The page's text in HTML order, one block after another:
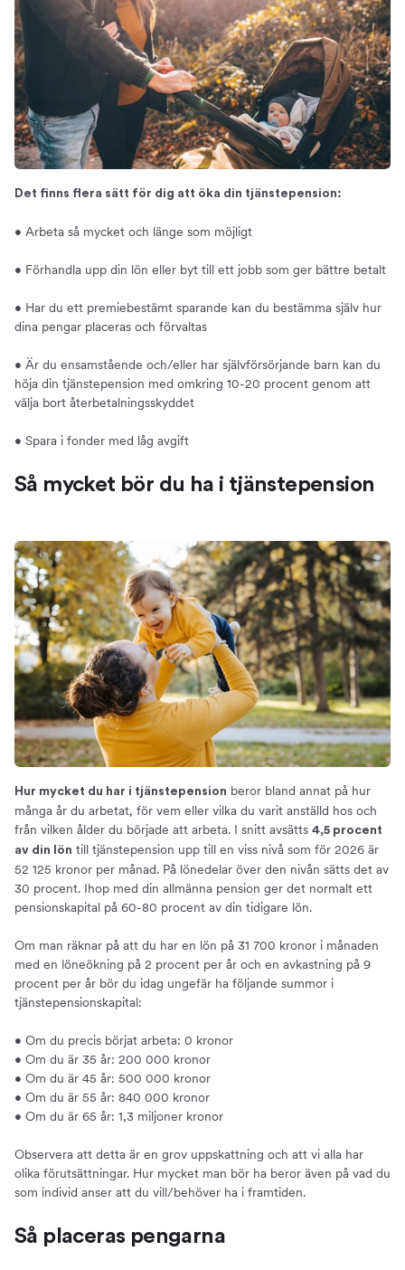
Det finns flera sätt för dig att öka din tjänstepension:
• Arbeta så mycket och länge som möjligt
• Förhandla upp din lön eller byt till ett jobb som ger bättre betalt
• Har du ett premiebestämt sparande kan du bestämma själv hur
dina pengar placeras och förvaltas
• Är du ensamstående och/eller har självförsörjande barn kan du
höja din tjänstepension med omkring 10-20 procent genom att
välja bort återbetalningsskyddet
• Spara i fonder med låg avgift
Så mycket bör du ha i tjänstepension
Hur mycket du har i tjänstepension beror bland annat på hur
många år du arbetat, för vem eller vilka du varit anställd hos och
från vilken ålder du började att arbeta. I snitt avsätts 4,5 procent
av din lön till tjänstepension upp till en viss nivå som för 2026 är
52 125 kronor per månad. På lönedelar över den nivån sätts det av
30 procent. Ihop med din allmänna pension ger det normalt ett
pensionskapital på 60-80 procent av din tidigare lön.
Om man räknar på att du har en lön på 31 700 kronor i månaden
med en löneökning på 2 procent per år och en avkastning på 9
procent per år bör du idag ungefär ha följande summor i
tjänstepensionskapital:
• Om du precis börjat arbeta: 0 kronor
• Om du är 35 år: 200 000 kronor
• Om du är 45 år: 500 000 kronor
• Om du är 55 år: 840 000 kronor
• Om du är 65 år: 1,3 miljoner kronor
Observera att detta är en grov uppskattning och att vi alla har
olika förutsättningar. Hur mycket man bör ha beror även på vad du
som individ anser att du vill/behöver ha i framtiden.
Så placeras pengarna